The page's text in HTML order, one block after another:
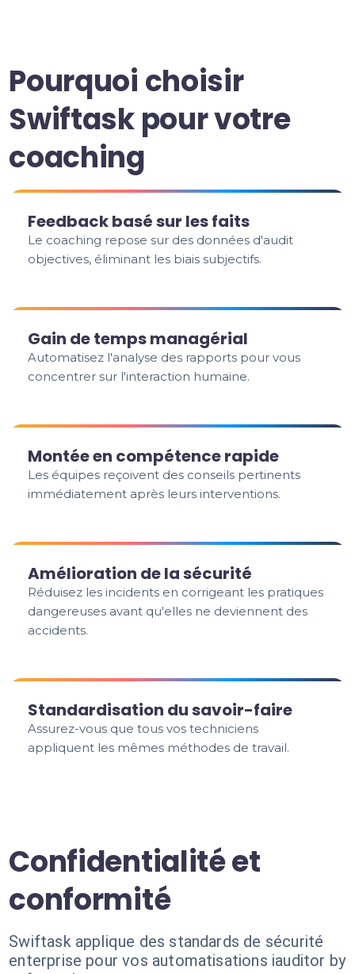
Pourquoi choisir
Swiftask pour votre
coaching
Feedback basé sur les faits
Le coaching repose sur des données d'audit
objectives, éliminant les biais subjectifs.
Gain de temps managérial
Automatisez l'analyse des rapports pour vous
concentrer sur l'interaction humaine.
Montée en compétence rapide
Les équipes reçoivent des conseils pertinents
immédiatement après leurs interventions.
Amélioration de la sécurité
Réduisez les incidents en corrigeant les pratiques
dangereuses avant qu'elles ne deviennent des
accidents.
Standardisation du savoir-faire
Assurez-vous que tous vos techniciens
appliquent les mêmes méthodes de travail.
Confidentialité et
conformité
Swiftask applique des standards de sécurité
enterprise pour vos automatisations iauditor by